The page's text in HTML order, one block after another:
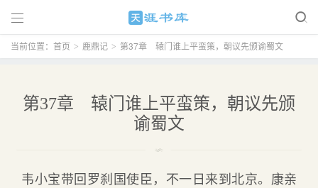

当前位置： 首页 > 鹿鼎记 > 第37章 辕门谁上平蛮策，朝议先颁谕蜀文
第37章 辕门谁上平蛮策，朝议先颁
谕蜀文
韦小宝带回罗刹国使臣，不一日来到北京。康亲